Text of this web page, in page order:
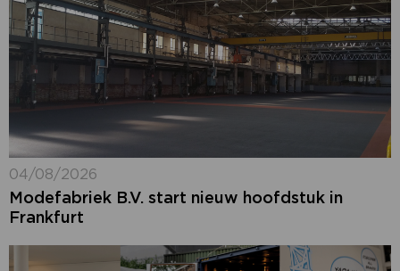
04/08/2026
Modefabriek B.V. start nieuw hoofdstuk in
Frankfurt